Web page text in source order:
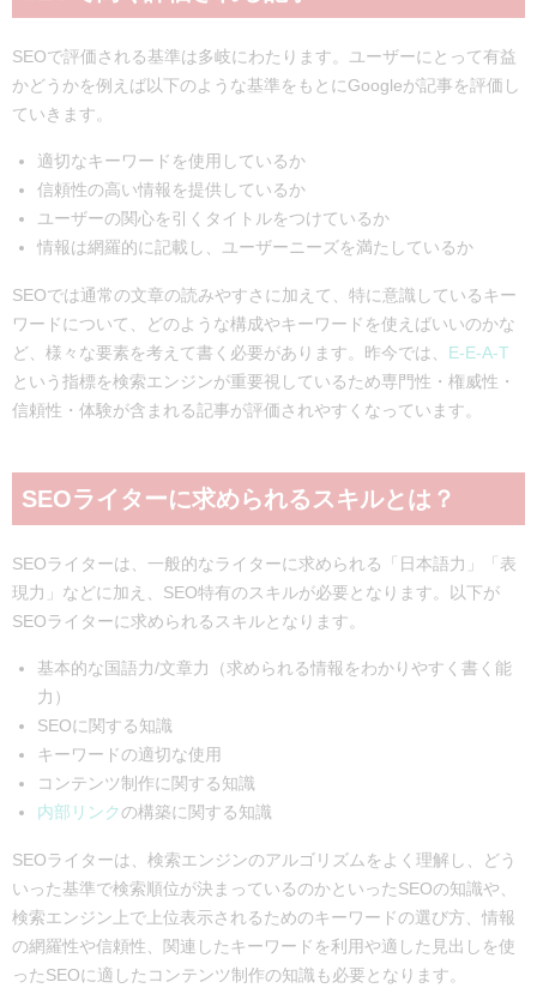
SEOで評価される基準は多岐にわたります。ユーザーにとって有益
かどうかを例えば以下のような基準をもとにGoogleが記事を評価し
ていきます。
適切なキーワードを使用しているか
信頼性の高い情報を提供しているか
ユーザーの関心を引くタイトルをつけているか
情報は網羅的に記載し、ユーザーニーズを満たしているか
SEOでは通常の文章の読みやすさに加えて、特に意識しているキー
ワードについて、どのような構成やキーワードを使えばいいのかな
ど、様々な要素を考えて書く必要があります。昨今では、 E-E-A-T
という指標を検索エンジンが重要視しているため専門性・権威性・
信頼性・体験が含まれる記事が評価されやすくなっています。
SEOライターに求められるスキルとは？
SEOライターは、一般的なライターに求められる「日本語力」「表
現力」などに加え、SEO特有のスキルが必要となります。以下が
SEOライターに求められるスキルとなります。
基本的な国語力/文章力（求められる情報をわかりやすく書く能
力）
SEOに関する知識
キーワードの適切な使用
コンテンツ制作に関する知識
内部リンクの構築に関する知識
SEOライターは、検索エンジンのアルゴリズムをよく理解し、どう
いった基準で検索順位が決まっているのかといったSEOの知識や、
検索エンジン上で上位表示されるためのキーワードの選び方、情報
の網羅性や信頼性、関連したキーワードを利用や適した見出しを使
ったSEOに適したコンテンツ制作の知識も必要となります。